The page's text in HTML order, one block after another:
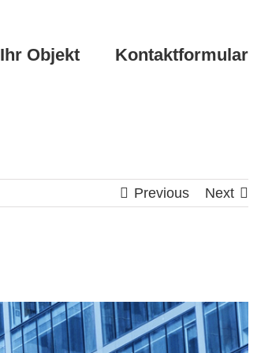
Ihr Objekt Kontaktformular
Previous Next